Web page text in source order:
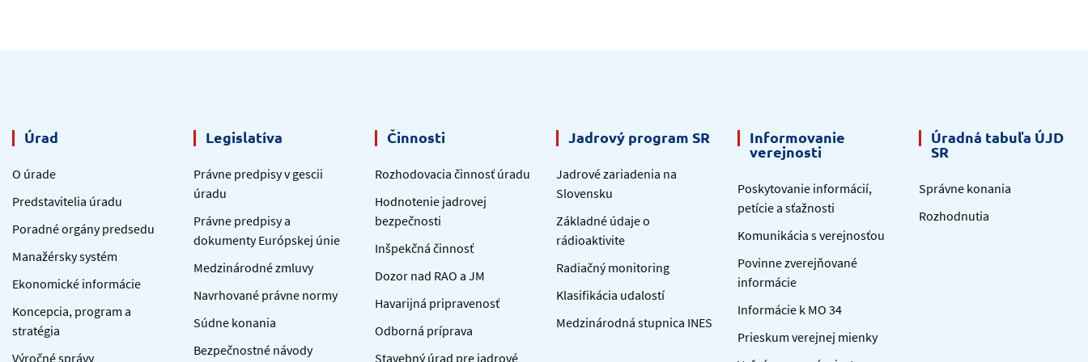
Úrad
O úrade
Predstavitelia úradu
Poradné orgány predsedu
Manažérsky systém
Ekonomické informácie
Koncepcia, program a
stratégia
Výročné správy
Legislatíva
Právne predpisy v gescii
úradu
Právne predpisy a
dokumenty Európskej únie
Medzinárodné zmluvy
Navrhované právne normy
Súdne konania
Bezpečnostné návody
Činnosti
Rozhodovacia činnosť úradu
Hodnotenie jadrovej
bezpečnosti
Inšpekčná činnosť
Dozor nad RAO a JM
Havarijná pripravenosť
Odborná príprava
Stavebný úrad pre jadrové
Jadrový program SR
Jadrové zariadenia na
Slovensku
Základné údaje o
rádioaktivite
Radiačný monitoring
Klasifikácia udalostí
Medzinárodná stupnica INES
Informovanie
verejnosti
Poskytovanie informácií,
petície a sťažnosti
Komunikácia s verejnosťou
Povinne zverejňované
informácie
Informácie k MO 34
Prieskum verejnej mienky
Úradná tabuľa ÚJD
SR
Správne konania
Rozhodnutia